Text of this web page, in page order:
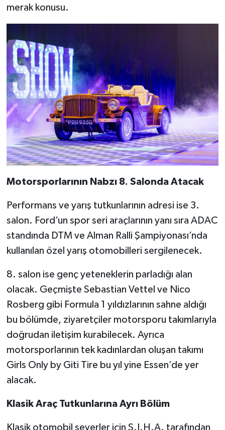
merak konusu.
Motorsporlarının Nabzı 8. Salonda Atacak
Performans ve yarış tutkunlarının adresi ise 3.
salon. Ford’un spor seri araçlarının yanı sıra ADAC
standında DTM ve Alman Ralli Şampiyonası’nda
kullanılan özel yarış otomobilleri sergilenecek.
8. salon ise genç yeteneklerin parladığı alan
olacak. Geçmişte Sebastian Vettel ve Nico
Rosberg gibi Formula 1 yıldızlarının sahne aldığı
bu bölümde, ziyaretçiler motorsporu takımlarıyla
doğrudan iletişim kurabilecek. Ayrıca
motorsporlarının tek kadınlardan oluşan takımı
Girls Only by Giti Tire bu yıl yine Essen’de yer
alacak.
Klasik Araç Tutkunlarına Ayrı Bölüm
Klasik otomobil severler için S.I.H.A. tarafından